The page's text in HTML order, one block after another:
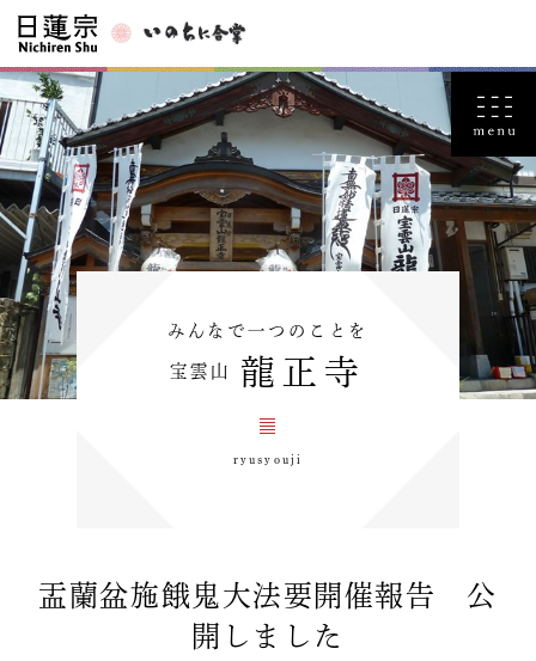
みんなで一つのことを
宝雲山 龍正寺
ryusyouji
盂蘭盆施餓鬼大法要開催報告 公
開しました